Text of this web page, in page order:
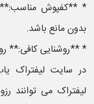
* **کفپوش
بدون مانع باشد.
* **روشنایی کافی:**
در سایت لیفتراک
لیفتراک می توانند